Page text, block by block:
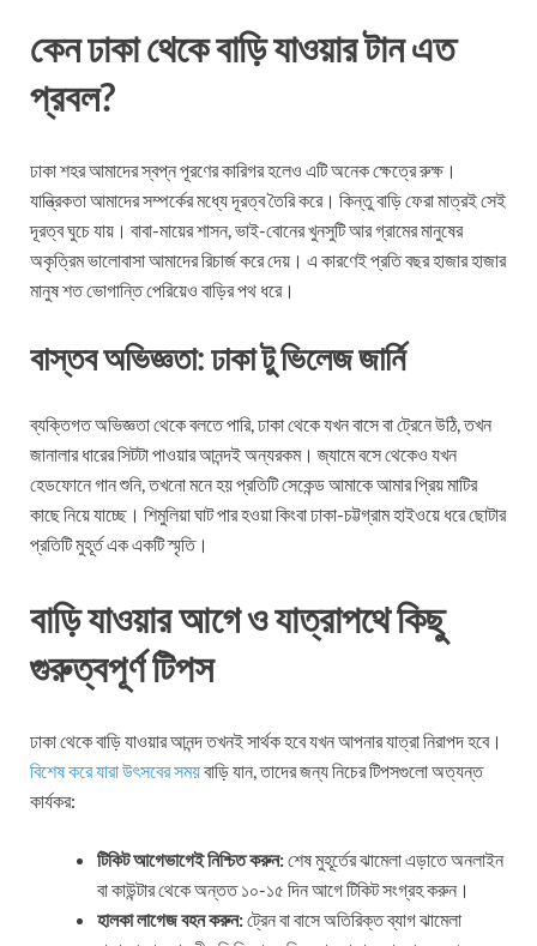
কেন ঢাকা থেকে বাড়ি যাওয়ার টান এত
প্রবল?
ঢাকা শহর আমাদের স্বপ্ন পূরণের কারিগর হলেও এটি অনেক ক্ষেত্রে রুক্ষ।
যান্ত্রিকতা আমাদের সম্পর্কের মধ্যে দূরত্ব তৈরি করে। কিন্তু বাড়ি ফেরা মাত্রই সেই
দূরত্ব ঘুচে যায়। বাবা-মায়ের শাসন, ভাই-বোনের খুনসুটি আর গ্রামের মানুষের
অকৃত্রিম ভালোবাসা আমাদের রিচার্জ করে দেয়। এ কারণেই প্রতি বছর হাজার হাজার
মানুষ শত ভোগান্তি পেরিয়েও বাড়ির পথ ধরে।
বাস্তব অভিজ্ঞতা: ঢাকা টু ভিলেজ জার্নি
ব্যক্তিগত অভিজ্ঞতা থেকে বলতে পারি, ঢাকা থেকে যখন বাসে বা ট্রেনে উঠি, তখন
জানালার ধারের সিটটা পাওয়ার আনন্দই অন্যরকম। জ্যামে বসে থেকেও যখন
হেডফোনে গান শুনি, তখনো মনে হয় প্রতিটি সেকেন্ড আমাকে আমার প্রিয় মাটির
কাছে নিয়ে যাচ্ছে। শিমুলিয়া ঘাট পার হওয়া কিংবা ঢাকা-চট্টগ্রাম হাইওয়ে ধরে ছোটার
প্রতিটি মুহূর্ত এক একটি স্মৃতি।
বাড়ি যাওয়ার আগে ও যাত্রাপথে কিছু
গুরুত্বপূর্ণ টিপস
ঢাকা থেকে বাড়ি যাওয়ার আনন্দ তখনই সার্থক হবে যখন আপনার যাত্রা নিরাপদ হবে।
বিশেষ করে যারা উৎসবের সময়বাড়ি যান, তাদের জন্য নিচের টিপসগুলো অত্যন্ত
কার্যকর:
টিকিট আগেভাগেই নিশ্চিত করুন:শেষ মুহূর্তের ঝামেলা এড়াতে অনলাইন
বা কাউন্টার থেকে অন্তত ১০-১৫ দিন আগে টিকিট সংগ্রহ করুন।
হালকা লাগেজ বহন করুন:ট্রেন বা বাসে অতিরিক্ত ব্যাগ ঝামেলা